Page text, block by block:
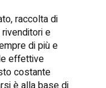
raccolta di
e
di più e
effettive
costante